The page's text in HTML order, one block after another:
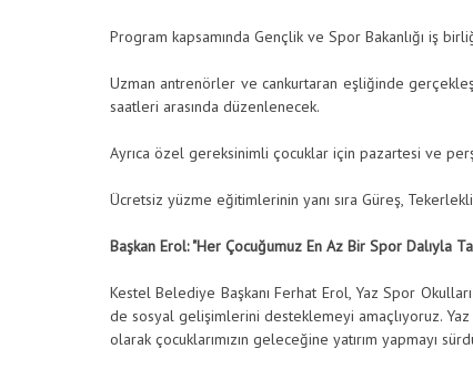
Program kapsamında Gençlik ve Spor Bakanlığı iş
Uzman antrenörler ve cankurtaran eşliğinde
saatleri arasında düzenlenecek.
Ayrıca özel gereksinimli çocuklar için pazartesi ve
Ücretsiz yüzme eğitimlerinin yanı sıra Güreş,
Başkan Erol: "Her Çocuğumuz En Az Bir Spor Dalıyla
Kestel Belediye Başkanı Ferhat Erol, Yaz Spor
de sosyal gelişimlerini desteklemeyi amaçlıyoruz.
olarak çocuklarımızın geleceğine yatırım yapmayı